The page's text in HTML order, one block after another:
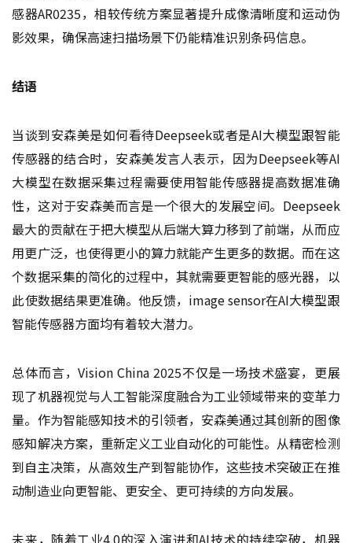
感器AR0235，相较传统方案显著提升成像清晰度和运动伪
影效果，确保高速扫描场景下仍能精准识别条码信息。
结语
当谈到安森美是如何看待Deepseek或者是AI大模型跟智能
传感器的结合时，安森美发言人表示，因为Deepseek等AI
大模型在数据采集过程需要使用智能传感器提高数据准确
性，这对于安森美而言是一个很大的发展空间。Deepseek
最大的贡献在于把大模型从后端大算力移到了前端，从而应
用更广泛，也使得更小的算力就能产生更多的数据。而在这
个数据采集的简化的过程中，其就需要更智能的感光器，以
此使数据结果更准确。他反馈，image sensor在AI大模型跟
智能传感器方面均有着较大潜力。
总体而言，Vision China 2025不仅是一场技术盛宴，更展
现了机器视觉与人工智能深度融合为工业领域带来的变革力
量。作为智能感知技术的引领者，安森美通过其创新的图像
感知解决方案，重新定义工业自动化的可能性。从精密检测
到自主决策，从高效生产到智能协作，这些技术突破正在推
动制造业向更智能、更安全、更可持续的方向发展。
未来，随着工业4.0的深入演进和AI技术的持续突破，机器